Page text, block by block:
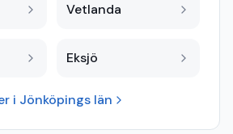
Vetlanda
Eksjö
i Jönköpings län